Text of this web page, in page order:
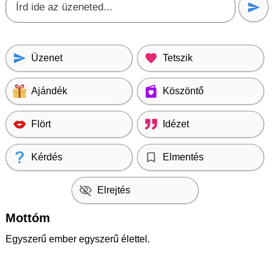
Üzenet Tetszik
Ajándék Köszöntő
Flört Idézet
Kérdés Elmentés
Elrejtés
Mottóm
Egyszerű ember egyszerű élettel.